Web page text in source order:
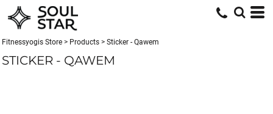
Fitnessyogis Store > Products > Sticker - Qawem
STICKER - QAWEM